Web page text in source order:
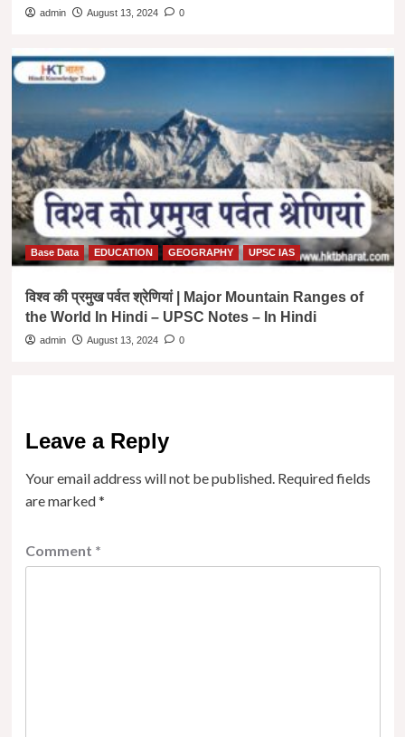
admin August 13, 2024 0
Base Data EDUCATION GEOGRAPHY UPSC IAS
विश्व की प्रमुख पर्वत श्रेणियां | Major Mountain Ranges of
the World In Hindi – UPSC Notes – In Hindi
admin August 13, 2024 0
Leave a Reply
Your email address will not be published. Required fields
are marked*
Comment *